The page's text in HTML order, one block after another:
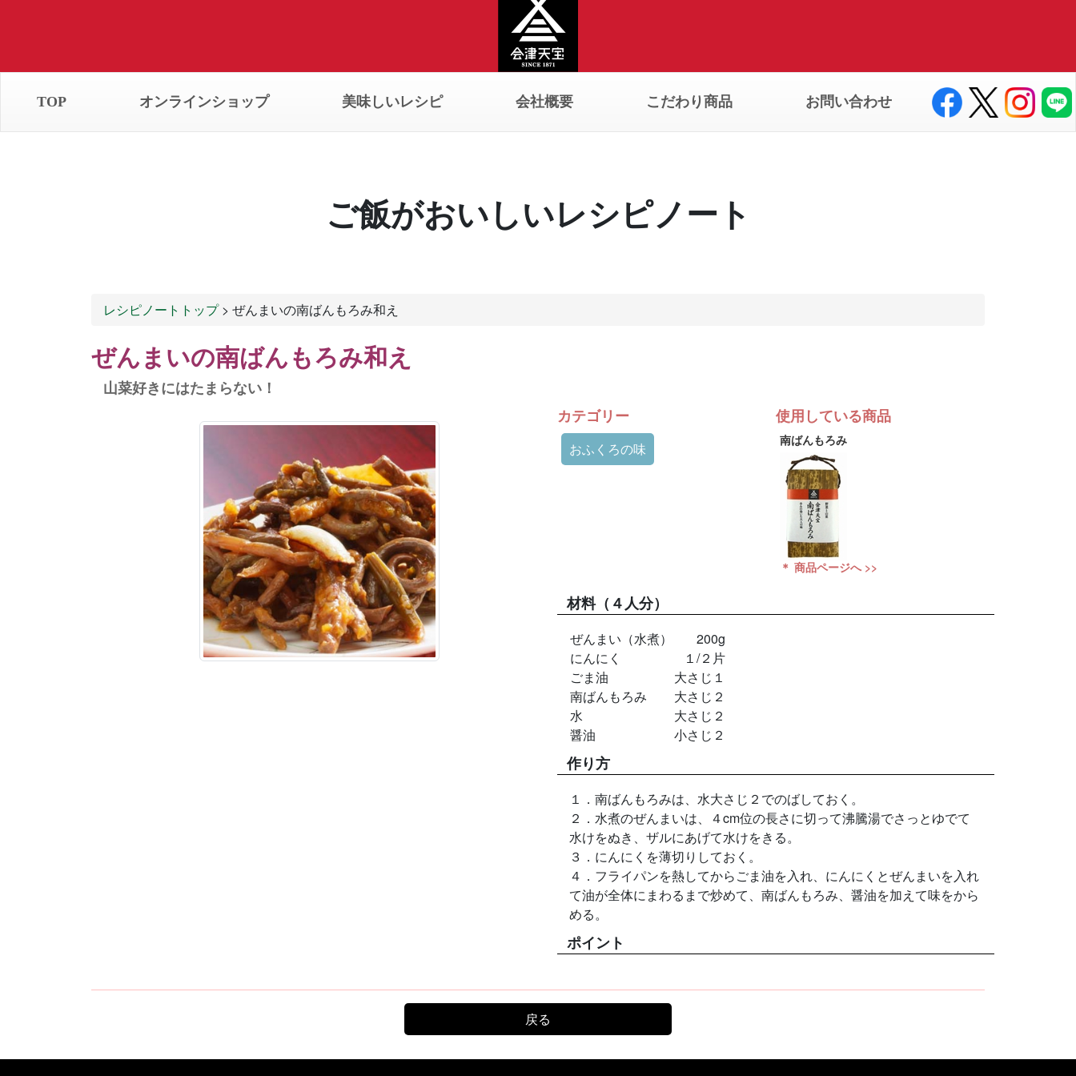
TOP オンラインショップ 美味しいレシピ 会社概要 こだわり商品 お問い合わせ
ご飯がおいしいレシピノート
レシピノートトップ> ぜんまいの南ばんもろみ和え
ぜんまいの南ばんもろみ和え
山菜好きにはたまらない！
カテゴリー
おふくろの味
使用している商品
南ばんもろみ
＊ 商品ページへ >>
材料（４人分）
ぜんまい（水煮）
200g
にんにく
１/２片
ごま油
大さじ１
南ばんもろみ
大さじ２
水
大さじ２
醤油
小さじ２
作り方
１．南ばんもろみは、水大さじ２でのばしておく。
２．水煮のぜんまいは、４cm位の長さに切って沸騰湯でさっとゆでて
水けをぬき、ザルにあげて水けをきる。
３．にんにくを薄切りしておく。
４．フライパンを熱してからごま油を入れ、にんにくとぜんまいを入れ
て油が全体にまわるまで炒めて、南ばんもろみ、醤油を加えて味をから
める。
ポイント
戻る